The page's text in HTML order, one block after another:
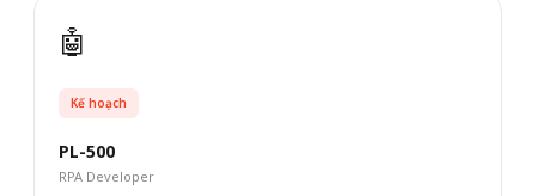
🤖
Kế hoạch
PL-500
RPA Developer